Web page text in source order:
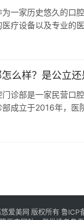
一家历史悠久的口
疗设备以及专业的
么样？是公立还
诊部是一家民营口
成立于2016年，医
爱美网 版权所有 鲁ICP